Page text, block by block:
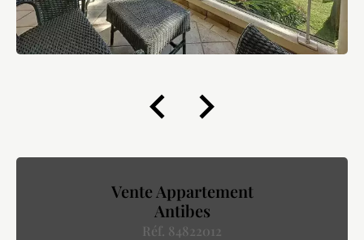
Vente Appartement
Antibes
Réf. 84822012